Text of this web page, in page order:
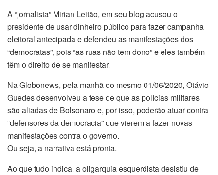
A “jornalista” Mirian Leitão, em seu blog acusou o
presidente de usar dinheiro público para fazer campanha
eleitoral antecipada e defendeu as manifestações dos
“democratas”, pois “as ruas não tem dono” e eles também
têm o direito de se manifestar.
Na Globonews, pela manhã do mesmo 01/06/2020, Otávio
Guedes desenvolveu a tese de que as polícias militares
são aliadas de Bolsonaro e, por isso, poderão atuar contra
“defensores da democracia” que vierem a fazer novas
manifestações contra o governo.
Ou seja, a narrativa está pronta.
Ao que tudo indica, a oligarquia esquerdista desistiu de